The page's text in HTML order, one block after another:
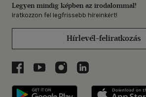
Legyen mindig képben az irodalommal!
Iratkozzon fel legfrissebb híreinkért!
Hírlevél-feliratkozás
Libri a Facebookon
Libri a Youtube-on
Libri az Instagramon
Libri a
Libri applikáció